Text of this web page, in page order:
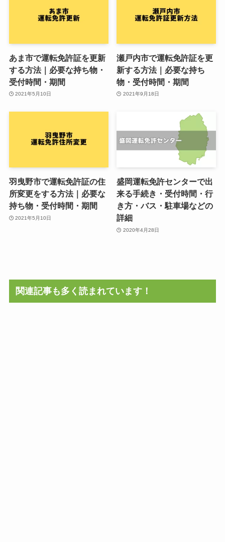
あま市で運転免許証を更新
する方法｜必要な持ち物・
受付時間・期間
2021年5月10日
瀬戸内市で運転免許証を更
新する方法｜必要な持ち
物・受付時間・期間
2021年9月18日
羽曳野市で運転免許証の住
所変更をする方法｜必要な
持ち物・受付時間・期間
2021年5月10日
盛岡運転免許センターで出
来る手続き・受付時間・行
き方・バス・駐車場などの
詳細
2020年4月28日
関連記事も多く読まれています！